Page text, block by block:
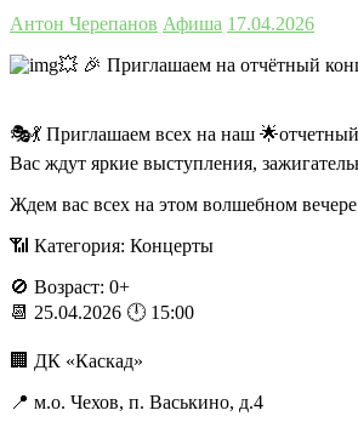
Антон Черепанов Афиша 17.04.2026
💥 🎉 Приглашаем на отчётный
🎭💃 Приглашаем всех на наш
Вас ждут яркие выступления,
Ждем вас всех на этом волшебном
📶 Категория: Концерты
🚫 Возраст: 0+
📆 25.04.2026 🕛 15:00
🏢 ДК «Каскад»
📍 м.о. Чехов, п. Васькино, д.4